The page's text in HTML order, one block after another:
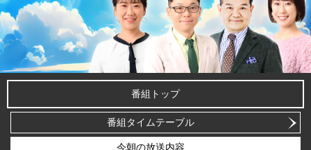
番組トップ
番組タイムテーブル
今朝の放送内容